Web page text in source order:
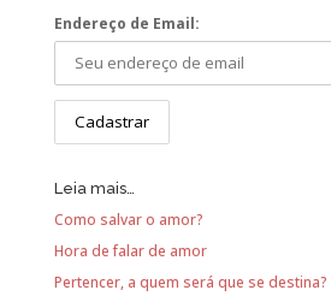
Endereço de Email:
Leia mais…
Como salvar o amor?
Hora de falar de amor
Pertencer, a quem será que se destina?